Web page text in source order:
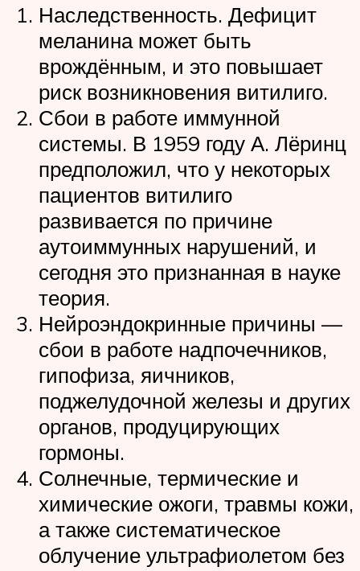
Наследственность. Дефицит
меланина может быть
врождённым, и это повышает
риск возникновения витилиго.
Сбои в работе иммунной
системы. В 1959 году А. Лёринц
предположил, что у некоторых
пациентов витилиго
развивается по причине
аутоиммунных нарушений, и
сегодня это признанная в науке
теория.
Нейроэндокринные причины —
сбои в работе надпочечников,
гипофиза, яичников,
поджелудочной железы и других
органов, продуцирующих
гормоны.
Солнечные, термические и
химические ожоги, травмы кожи,
а также систематическое
облучение ультрафиолетом без